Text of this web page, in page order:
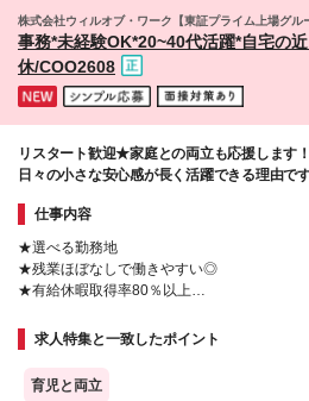
川区鶴屋町2-23-2 TS
区梅田1-1-3 大阪駅前
区北五条西2-5 JRタワ
福岡県福岡市中央区天
ィング7F ◆福岡県福岡
博多駅前ビル 8階 ◆熊
熊本第一生命ビルデ
連勤務地
株式会社ウィルオブ・ワーク【東証プライム上場グル
事務*未経験OK*20~40代活躍*自宅の
休/COO2608
リスタート歓迎★家庭との両立も応援します！
日々の小さな安心感が長く活躍できる理由です
仕事内容
★選べる勤務地
★残業ほぼなしで働きやすい◎
★有給休暇取得率80％以上
★希望に合わせてキャリアアップを目指せる
求人特集と一致したポイント
育児と両立